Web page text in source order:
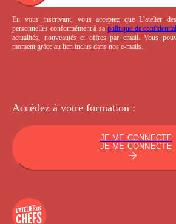
En vous inscrivant, vous acceptez que L’atelier
personnelles conformément à sa politique de
actualités, nouveautés et offres par email. Vous
moment grâce au lien inclus dans nos e-mails.
Accédez à votre formation :
JE ME CONNECTE
JE ME CONNECTE